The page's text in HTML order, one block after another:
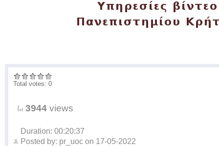
Total votes: 0
3944 views
Duration: 00:20:37
Posted by: pr_uoc on 17-05-2022